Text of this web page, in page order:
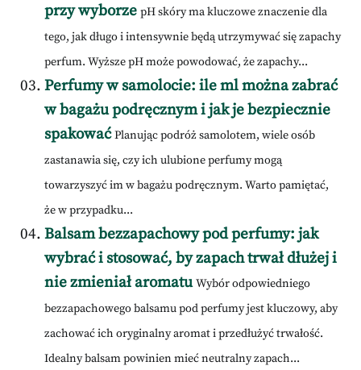
przy wyborze pH skóry ma kluczowe znaczenie dla
tego, jak długo i intensywnie będą utrzymywać się zapachy
perfum. Wyższe pH może powodować, że zapachy...
Perfumy w samolocie: ile ml można zabrać
w bagażu podręcznym i jak je bezpiecznie
spakować Planując podróż samolotem, wiele osób
zastanawia się, czy ich ulubione perfumy mogą
towarzyszyć im w bagażu podręcznym. Warto pamiętać,
że w przypadku...
Balsam bezzapachowy pod perfumy: jak
wybrać i stosować, by zapach trwał dłużej i
nie zmieniał aromatu Wybór odpowiedniego
bezzapachowego balsamu pod perfumy jest kluczowy, aby
zachować ich oryginalny aromat i przedłużyć trwałość.
Idealny balsam powinien mieć neutralny zapach...